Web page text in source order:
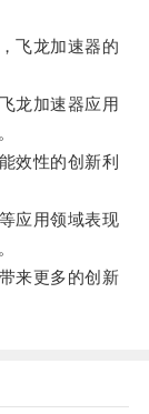
飞龙加速器的
龙加速器应用
效性的创新利
应用领域表现
来更多的创新